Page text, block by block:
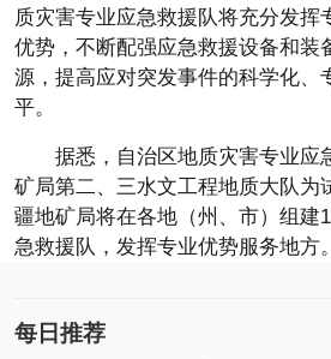
质灾害专业应急救援队将充分发挥
优势，不断配强应急救援设备和装
源，提高应对突发事件的科学化、
平。
据悉，自治区地质灾害专业应
矿局第二、三水文工程地质大队为
疆地矿局将在各地（州、市）组建
急救援队，发挥专业优势服务地方。
每日推荐